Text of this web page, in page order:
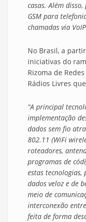
casas. Além
GSM para
chamadas via
No Brasil, a
iniciativas do
Rizoma de
Rádios Livres
“A principal
implementação
dados sem fio
802.11 (WiFi
roteadores,
programas de
estas tecnologias,
dados veloz e de
meio de
interconexão
feita de forma